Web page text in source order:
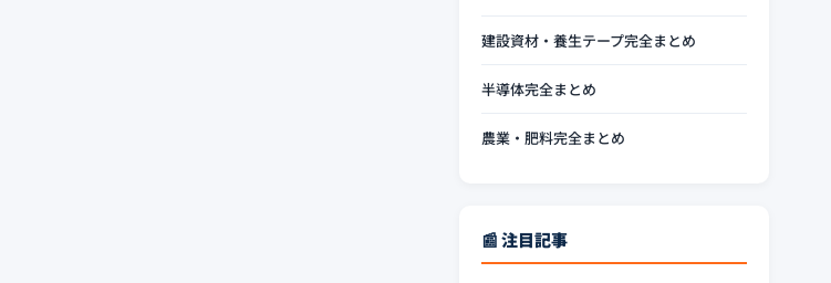
建設資材・養生テープ完全まとめ
半導体完全まとめ
農業・肥料完全まとめ
📰 注目記事